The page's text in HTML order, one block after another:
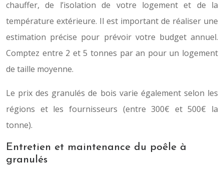
chauffer, de l’isolation de votre logement et de la
température extérieure. Il est important de réaliser une
estimation précise pour prévoir votre budget annuel.
Comptez entre 2 et 5 tonnes par an pour un logement
de taille moyenne.
Le prix des granulés de bois varie également selon les
régions et les fournisseurs (entre 300€ et 500€ la
tonne).
Entretien et maintenance du poêle à
granulés